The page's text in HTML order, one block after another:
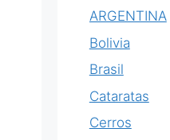
ARGENTINA
Bolivia
Brasil
Cataratas
Cerros